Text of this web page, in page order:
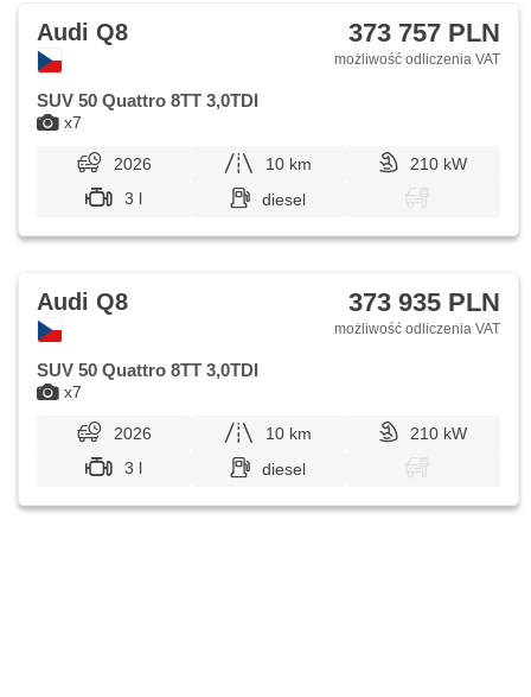
x7
Audi Q8 373 757 PLN
możliwość odliczenia VAT
SUV 50 Quattro 8TT 3,0TDI
2026 10 km
210 kW
3 l
diesel
x7
Audi Q8 373 935 PLN
możliwość odliczenia VAT
SUV 50 Quattro 8TT 3,0TDI
2026 10 km
210 kW
3 l
diesel